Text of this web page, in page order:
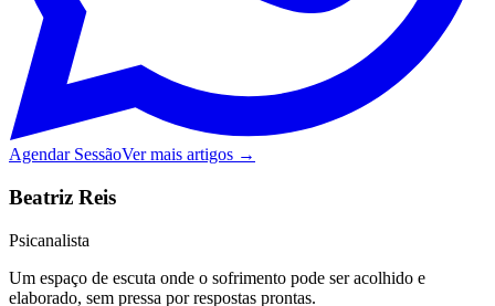
Agendar SessãoVer mais artigos →
Beatriz Reis
Psicanalista
Um espaço de escuta onde o sofrimento pode ser acolhido e
elaborado, sem pressa por respostas prontas.